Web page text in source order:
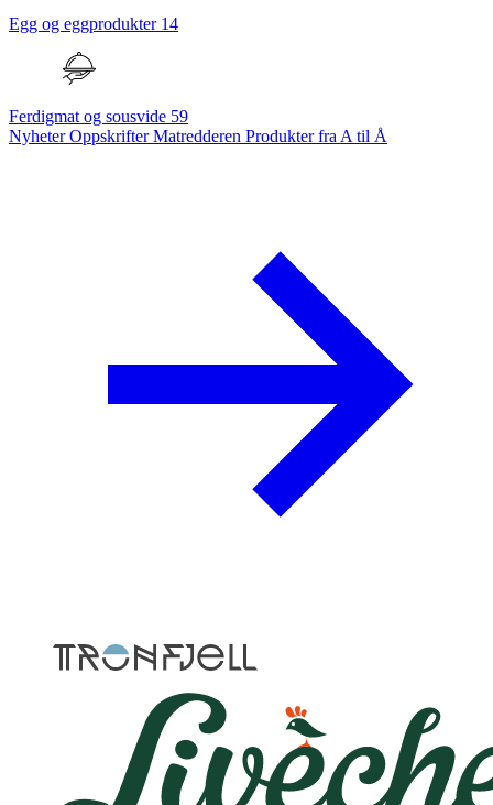
Egg og eggprodukter 14
Ferdigmat og sousvide 59
NyheterOppskrifterMatredderen Produkter fra A til Å